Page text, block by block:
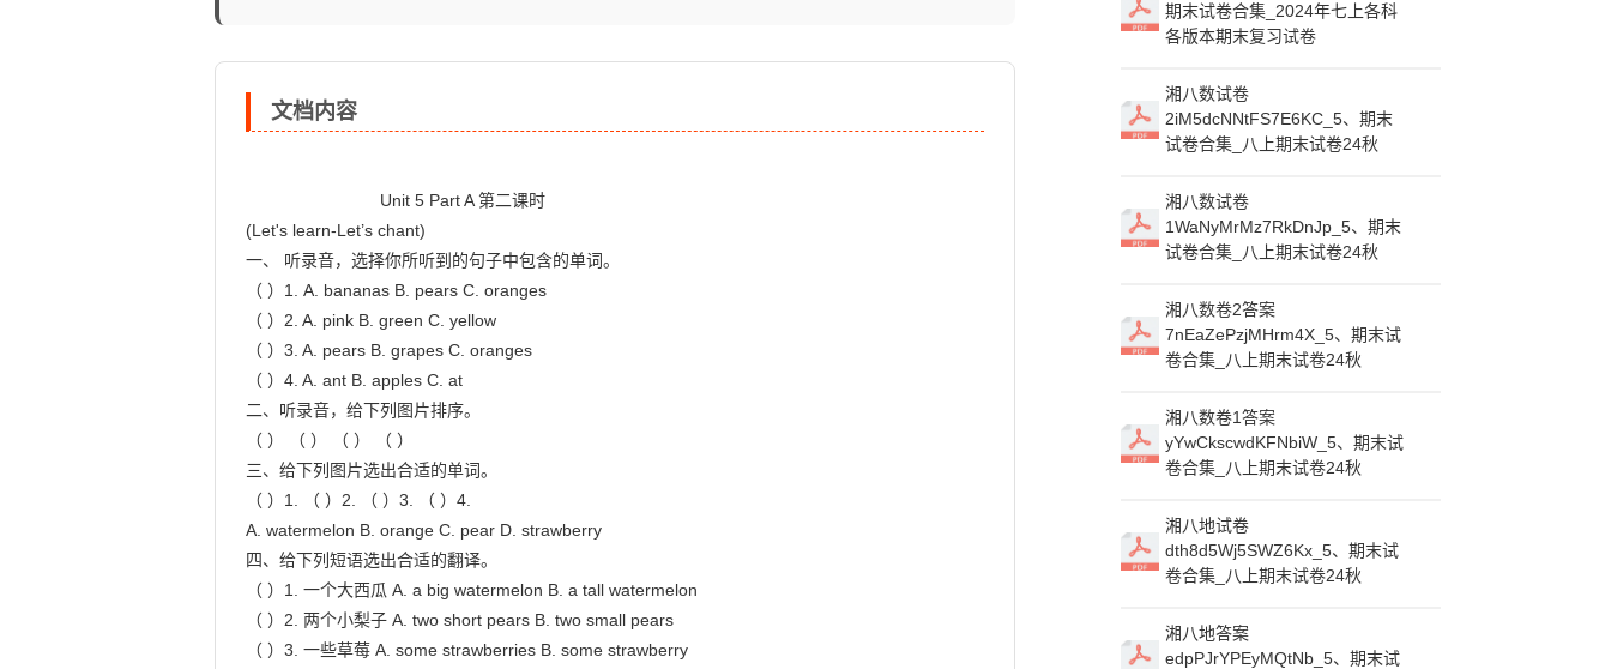
文档内容
(Let's learn-Let’s chant)
一、 听录音，选择你所听到的句子中包含的单词。
（ ）1. A. bananas B. pears C. oranges
（ ）2. A. pink B. green C. yellow
（ ）3. A. pears B. grapes C. oranges
（ ）4. A. ant B. apples C. at
二、听录音，给下列图片排序。
（ ） （ ） （ ） （ ）
三、给下列图片选出合适的单词。
（ ）1. （ ）2. （ ）3. （ ）4.
A. watermelon B. orange C. pear D. strawberry
四、给下列短语选出合适的翻译。
（ ）1. 一个大西瓜 A. a big watermelon B. a tall watermelon
（ ）2. 两个小梨子 A. two short pears B. two small pears
（ ）3. 一些草莓 A. some strawberries B. some strawberry
期末试卷合集_2024年七上各科
各版本期末复习试卷
湘八数试卷
2iM5dcNNtFS7E6KC_5、期末
试卷合集_八上期末试卷24秋
湘八数试卷
1WaNyMrMz7RkDnJp_5、期末
试卷合集_八上期末试卷24秋
湘八数卷2答案
7nEaZePzjMHrm4X_5、期末试
卷合集_八上期末试卷24秋
湘八数卷1答案
yYwCkscwdKFNbiW_5、期末试
卷合集_八上期末试卷24秋
湘八地试卷
dth8d5Wj5SWZ6Kx_5、期末试
卷合集_八上期末试卷24秋
湘八地答案
edpPJrYPEyMQtNb_5、期末试